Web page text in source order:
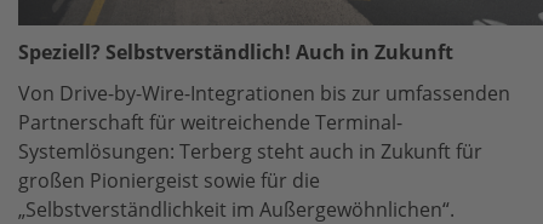
Speziell? Selbstverständlich! Auch in Zukunft
Von Drive-by-Wire-Integrationen bis zur umfassenden
Partnerschaft für weitreichende Terminal-
Systemlösungen: Terberg steht auch in Zukunft für
großen Pioniergeist sowie für die
„Selbstverständlichkeit im Außergewöhnlichen“.